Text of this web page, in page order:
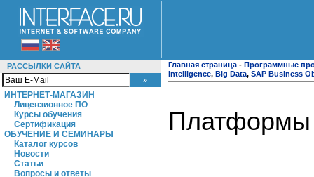
РАССЫЛКИ САЙТА
ИНТЕРНЕТ-МАГАЗИН
Лицензионное ПО
Курсы обучения
Сертификация
ОБУЧЕНИЕ И СЕМИНАРЫ
Каталог курсов
Новости
Статьи
Вопросы и ответы
Главная страница - Программные
Intelligence, Big Data, SAP Business
Платформы